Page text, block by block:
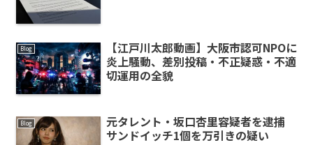
Blog
【江戸川太郎動画】大阪市認可NPOに
炎上騒動、差別投稿・不正疑惑・不適
切運用の全貌
Blog
元タレント・坂口杏里容疑者を逮捕
サンドイッチ1個を万引きの疑い